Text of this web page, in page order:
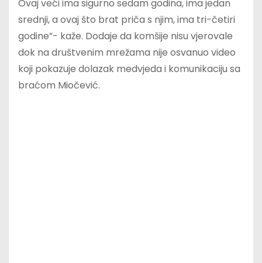
Ovaj veći ima sigurno sedam godina, ima jedan
srednji, a ovaj što brat priča s njim, ima tri-četiri
godine”- kaže. Dodaje da komšije nisu vjerovale
dok na društvenim mrežama nije osvanuo video
koji pokazuje dolazak medvjeda i komunikaciju sa
braćom Miočević.